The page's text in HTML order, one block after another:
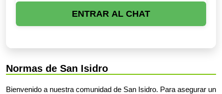
ENTRAR AL CHAT
Normas de San Isidro
Bienvenido a nuestra comunidad de San Isidro. Para asegurar un